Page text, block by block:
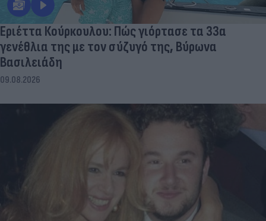
Εριέττα Κούρκουλου: Πώς γιόρτασε τα 33α
γενέθλια της με τον σύζυγό της, Βύρωνα
Βασιλειάδη
09.08.2026